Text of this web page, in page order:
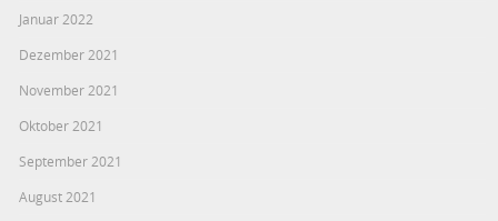
Januar 2022
Dezember 2021
November 2021
Oktober 2021
September 2021
August 2021